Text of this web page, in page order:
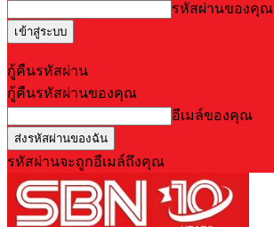
รหัสผ่านของคุณ
กู้คืนรหัสผ่าน
กู้คืนรหัสผ่านของคุณ
อีเมล์ของคุณ
รหัสผ่านจะถูกอีเมล์ถึงคุณ